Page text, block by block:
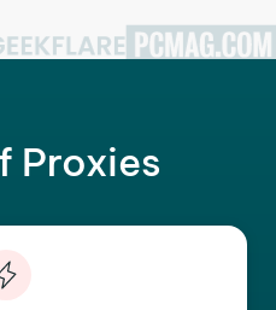
Proxies